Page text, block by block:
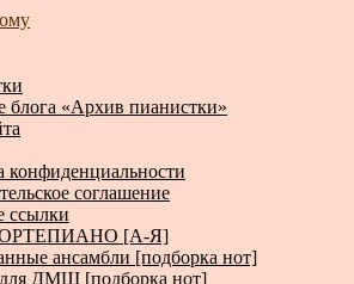
книги, музыка, статьи…
блога «Архив пианистки»
конфиденциальности
соглашение
ссылки
[А-Я]
ансамбли [подборка нот]
ДМШ [подборка нот]